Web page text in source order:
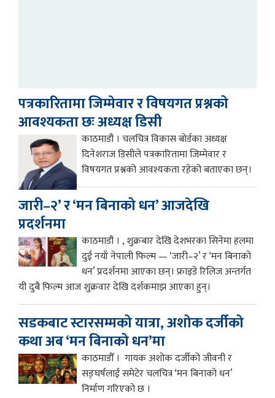
पत्रकारितामा जिम्मेवार र विषयगत प्रश्नको
आवश्यकता छः अध्यक्ष डिसी
काठमाडौं । चलचित्र विकास बोर्डका अध्यक्ष
दिनेशराज डिसीले पत्रकारितामा जिम्मेवार र
विषयगत प्रश्नको आवश्यकता रहेको बताएका छन्।
जारी–२’ र ‘मन बिनाको धन’ आजदेखि
प्रदर्शनमा
काठमाडौं । , शुक्रबार देखि देशभरका सिनेमा हलमा
दुई नयाँ नेपाली फिल्म — ‘जारी–२’ र ‘मन बिनाको
धन’ प्रदर्शनमा आएका छन्। फ्राइडे रिलिज अन्तर्गत
यी दुबै फिल्म आज शुक्रवार देखि दर्शकमाझ आएका हुन्।
सडकबाट स्टारसम्मको यात्रा, अशोक दर्जीको
कथा अब ‘मन बिनाको धन’मा
काठमाडौँ । गायक अशोक दर्जीको जीवनी र
सङ्घर्षलाई समेटेर चलचित्र ‘मन बिनाको धन’
निर्माण गरिएको छ ।